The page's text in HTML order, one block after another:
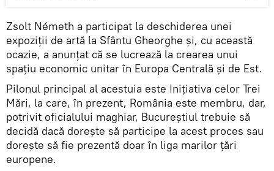
Zsolt Németh a participat la deschiderea unei
expoziţii de artă la Sfântu Gheorghe şi, cu această
ocazie, a anunțat că se lucrează la crearea unui
spaţiu economic unitar în Europa Centrală şi de Est.
Pilonul principal al acestuia este Iniţiativa celor Trei
Mări, la care, în prezent, România este membru, dar,
potrivit oficialului maghiar, Bucureștiul trebuie să
decidă dacă doreşte să participe la acest proces sau
doreşte să fie prezentă doar în liga marilor ţări
europene.